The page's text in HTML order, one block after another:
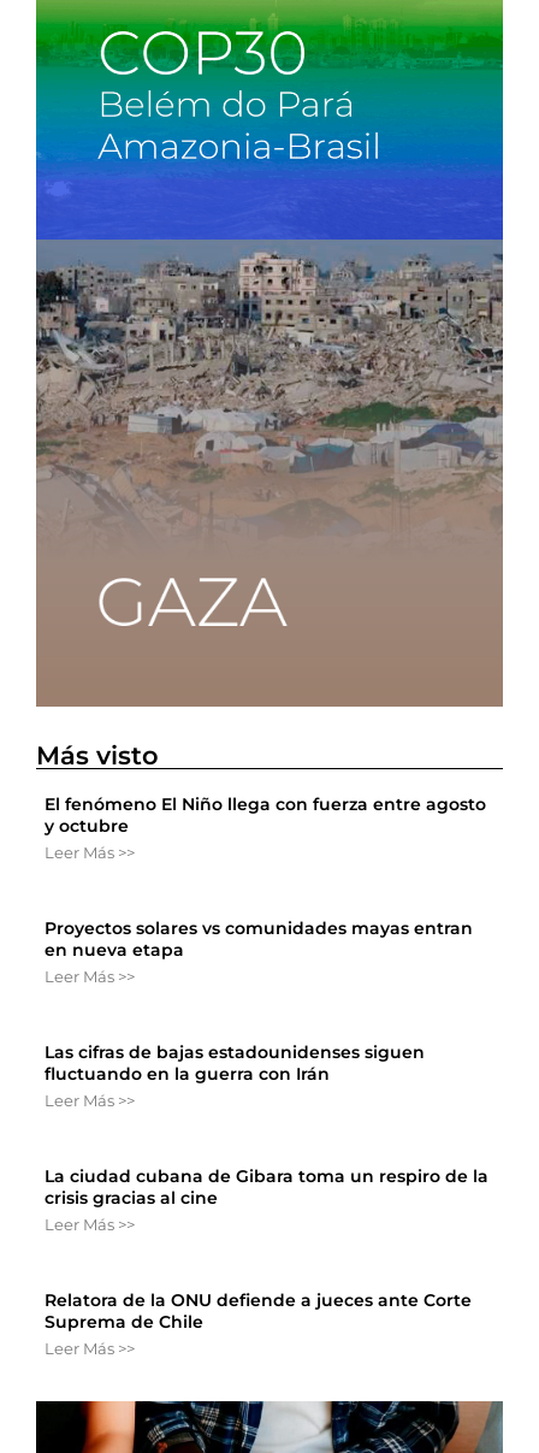
Más visto
El fenómeno El Niño llega con fuerza entre agosto
y octubre
Leer Más >>
Proyectos solares vs comunidades mayas entran
en nueva etapa
Leer Más >>
Las cifras de bajas estadounidenses siguen
fluctuando en la guerra con Irán
Leer Más >>
La ciudad cubana de Gibara toma un respiro de la
crisis gracias al cine
Leer Más >>
Relatora de la ONU defiende a jueces ante Corte
Suprema de Chile
Leer Más >>